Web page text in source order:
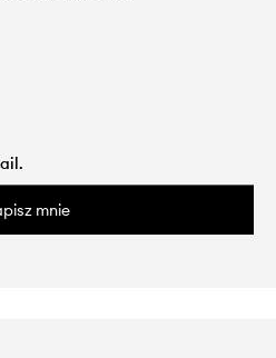
mnie